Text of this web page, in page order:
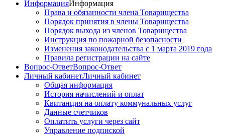
ИнформацияИнформация
Права и обязанности члена Товарищества
Порядок принятия в члены Товарищества
Порядок выхода из членов Товарищества
Инструкция по пожарной безопасности
Изменения законодательства с 1 марта 2019 года
Правила регистрации на сайте
Вопрос-ОтветВопрос-Ответ
Личный кабинетЛичный кабинет
Общая информация
История начислений и оплат
Квитанция на оплату коммунальных услуг
Данные счетчиков
Оплатить услуги через сайт
Управление подпиской